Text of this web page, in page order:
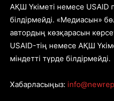
АҚШ Үкіметі немесе USAID
білдірмейді. «Медиасын»
автордың көзқарасын
USAID-тің немесе АҚШ
міндетті түрде білдірмейді.
Хабарласыңыз: